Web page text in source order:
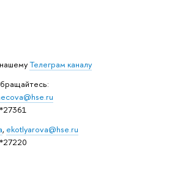
Телеграм каналу
, ekotlyarova@hse.ru